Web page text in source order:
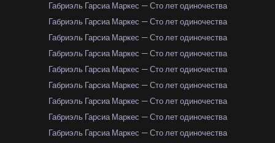
Габриэль Гарсиа Маркес — Сто лет одиночества
Габриэль Гарсиа Маркес — Сто лет одиночества
Габриэль Гарсиа Маркес — Сто лет одиночества
Габриэль Гарсиа Маркес — Сто лет одиночества
Габриэль Гарсиа Маркес — Сто лет одиночества
Габриэль Гарсиа Маркес — Сто лет одиночества
Габриэль Гарсиа Маркес — Сто лет одиночества
Габриэль Гарсиа Маркес — Сто лет одиночества
Габриэль Гарсиа Маркес — Сто лет одиночества